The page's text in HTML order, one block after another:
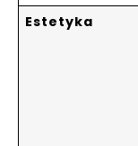
Estetyka